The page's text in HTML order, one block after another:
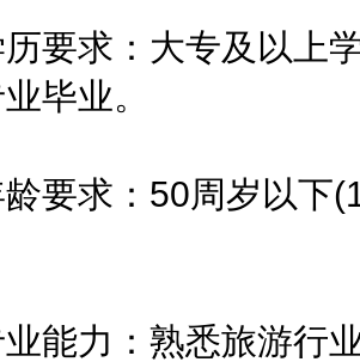
求：大专及以上学
毕业。
求：50周岁以下
力：熟悉旅游行业